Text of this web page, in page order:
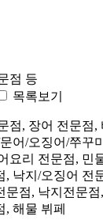
점 등
목록보기
점, 장어 전문점,
어/오징어/쭈꾸
요리 전문점, 민
, 낙지/오징어 전
문점, 낙지전문
, 해물 뷔페